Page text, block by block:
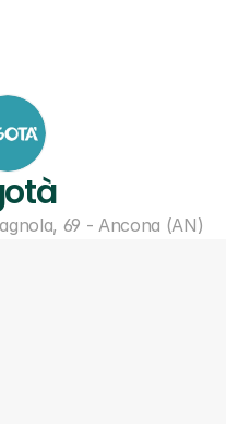
69 - Ancona (AN)